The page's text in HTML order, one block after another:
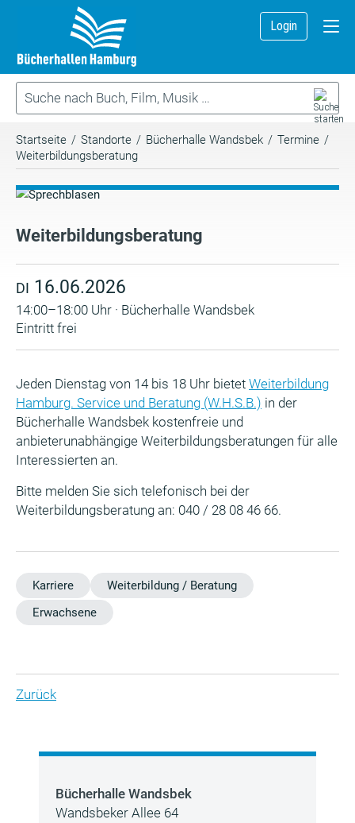
Login
Startseite / Standorte / Bücherhalle Wandsbek / Termine /
Weiterbildungsberatung
Weiterbildungsberatung
DI 16.06.2026
14:00–18:00 Uhr · Bücherhalle Wandsbek
Eintritt frei
Jeden Dienstag von 14 bis 18 Uhr bietet Weiterbildung
Hamburg. Service und Beratung (W.H.S.B.) in der
Bücherhalle Wandsbek kostenfreie und
anbieterunabhängige Weiterbildungsberatungen für alle
Interessierten an.
Bitte melden Sie sich telefonisch bei der
Weiterbildungsberatung an: 040 / 28 08 46 66.
Karriere
Weiterbildung / Beratung
Erwachsene
Zurück
Bücherhalle Wandsbek
Wandsbeker Allee 64